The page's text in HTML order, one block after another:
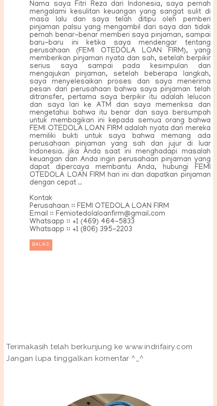
Nama saya Fitri Reza dari Indonesia, saya pernah
mengalami kesulitan keuangan yang sangat sulit di
masa lalu dan saya telah ditipu oleh pemberi
pinjaman palsu yang mengambil dari saya dan tidak
pernah benar-benar memberi saya pinjaman, sampai
baru-baru ini ketika saya mendengar tentang
perusahaan (FEMI OTEDOLA LOAN FIRM), yang
memberikan pinjaman nyata dan sah, setelah berpikir
serius saya sampai pada kesimpulan dan
mengajukan pinjaman, setelah beberapa langkah,
saya menyelesaikan proses dan saya menerima
pesan dari perusahaan bahwa saya pinjaman telah
ditransfer, pertama saya berpikir itu adalah lelucon
dan saya lari ke ATM dan saya memeriksa dan
mengetahui bahwa itu benar dan saya bersumpah
untuk membagikan ini kepada semua orang bahwa
FEMI OTEDOLA LOAN FIRM adalah nyata dan mereka
memiliki bukti untuk saya bahwa memang ada
perusahaan pinjaman yang sah dan jujur di luar
Indonesia. jika Anda saat ini menghadapi masalah
keuangan dan Anda ingin perusahaan pinjaman yang
dapat dipercaya membantu Anda, hubungi FEMI
OTEDOLA LOAN FIRM hari ini dan dapatkan pinjaman
dengan cepat ..
Kontak
Perusahaan :: FEMI OTEDOLA LOAN FIRM
Email :: Femiotedolaloanfirm@gmail.com
Whatsapp :: +1 (469) 464-5833
Whatsapp :: +1 (806) 395-2203
BALAS
Terimakasih telah berkunjung ke www.indrifairy.com
Jangan lupa tinggalkan komentar ^_^